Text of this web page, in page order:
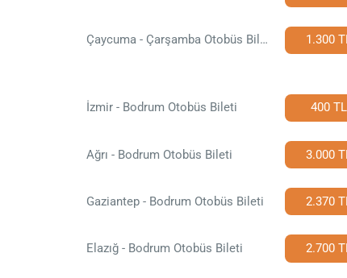
Çaycuma - Çarşamba Otobüs Bileti 1.300
İzmir - Bodrum Otobüs Bileti 400 TL
Ağrı - Bodrum Otobüs Bileti 3.000
Gaziantep - Bodrum Otobüs Bileti 2.370
Elazığ - Bodrum Otobüs Bileti 2.700